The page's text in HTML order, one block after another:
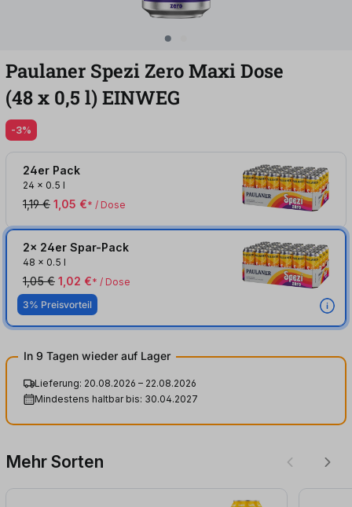
Paulaner Spezi Zero Maxi Dose
(48x 0,5 l)EINWEG
-3%
24er Pack
24 x 0.5 l
1,19 € 1,05 €* / Dose
2x 24er Spar-Pack
48 x 0.5 l
1,05 € 1,02 €* / Dose
3% Preisvorteil
In 9 Tagen wieder auf Lager
Lieferung: 20.08.2026 – 22.08.2026
Mindestens haltbar bis: 30.04.2027
Mehr Sorten